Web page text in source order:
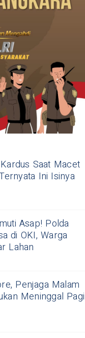
Saat Macet
Ini Isinya
Asap! Polda
di OKI, Warga
Lahan
Penjaga Malam
Meninggal Pagi